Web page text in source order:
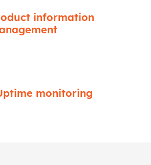
information
monitoring